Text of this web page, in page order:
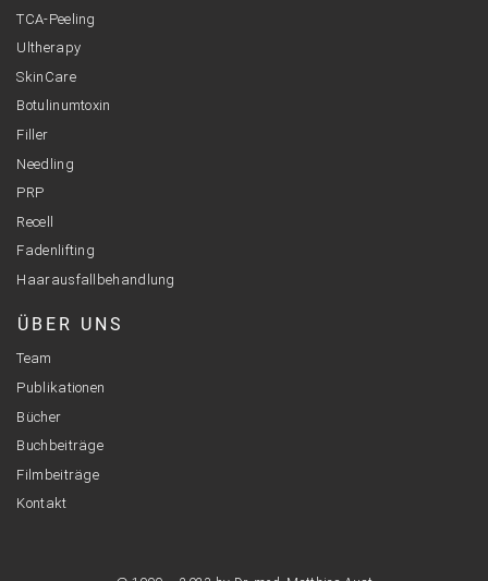
TCA-Peeling
Ultherapy
SkinCare
Botulinumtoxin
Filler
Needling
PRP
Recell
Fadenlifting
Haarausfallbehandlung
ÜBER UNS
Team
Publikationen
Bücher
Buchbeiträge
Filmbeiträge
Kontakt